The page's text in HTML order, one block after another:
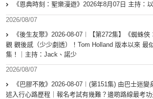
《恩典時刻：聖樂漫遊》2026年8月07日 主持：
2026/08/07
《後生友聚》2026-08-07︱【第272集】《蜘蛛
觀 觀後感（少少劇透）！Tom Holland 版本以來 最
集！｜主持：Jack、諾少
2026/08/07
《巴膠不敗》2026-08-07︱(第151集) 由巴士迷
述入行心路歷程｜報名考試有幾難？邊啲路線最考